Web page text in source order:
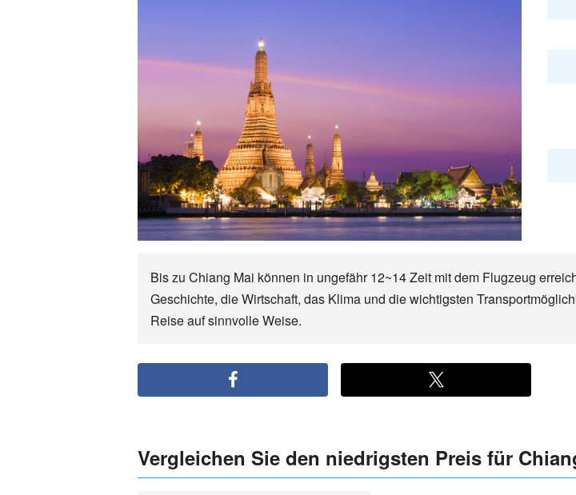
Bis zu Chiang Mai können in ungefähr 12~14 Zeit mit dem Flugzeug
Geschichte, die Wirtschaft, das Klima und die wichtigsten
Reise auf sinnvolle Weise.
Vergleichen Sie den niedrigsten Preis für